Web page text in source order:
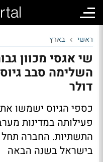
ראשי בארץ
שי אגסי מכוון
דולר
כספי הגיוס ישמשו
פעילותה במדינות
התשתיות. החברה
בישראל בשנה הבאה